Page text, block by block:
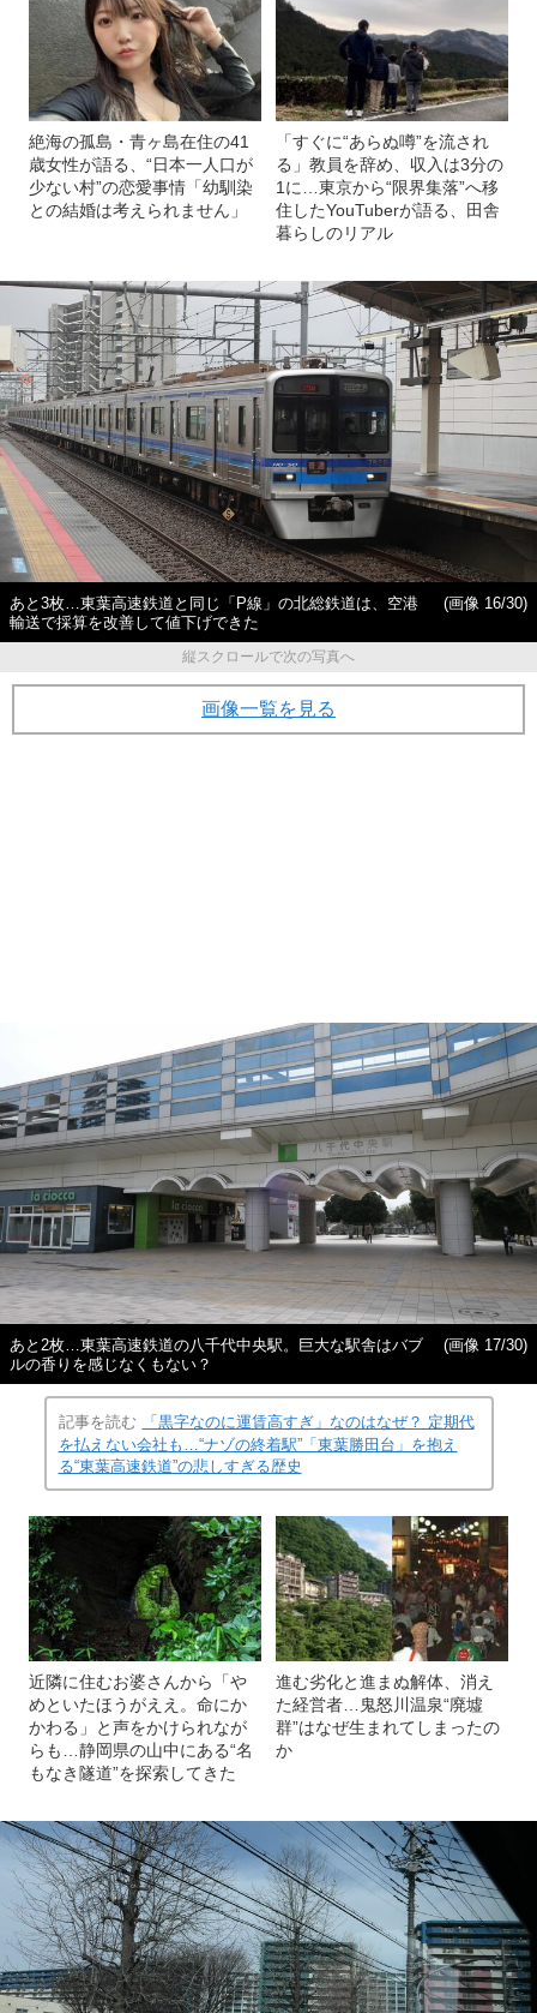
絶海の孤島・青ヶ島在住の41
歳女性が語る、“日本一人口が
少ない村”の恋愛事情「幼馴染
との結婚は考えられません」
「すぐに“あらぬ噂”を流され
る」教員を辞め、収入は3分の
1に…東京から“限界集落”へ移
住したYouTuberが語る、田舎
暮らしのリアル
あと3枚…東葉高速鉄道と同じ「P線」の北総鉄道は、空港
輸送で採算を改善して値下げできた
(画像 16/30)
縦スクロールで次の写真へ
画像一覧を見る
あと2枚…東葉高速鉄道の八千代中央駅。巨大な駅舎はバブ
ルの香りを感じなくもない？
(画像 17/30)
記事を読む
「黒字なのに運賃高すぎ」なのはなぜ？ 定期代
を払えない会社も…“ナゾの終着駅”「東葉勝田台」を抱え
る“東葉高速鉄道”の悲しすぎる歴史
近隣に住むお婆さんから「や
めといたほうがええ。命にか
かわる」と声をかけられなが
らも…静岡県の山中にある“名
もなき隧道”を探索してきた
進む劣化と進まぬ解体、消え
た経営者…鬼怒川温泉“廃墟
群”はなぜ生まれてしまったの
か